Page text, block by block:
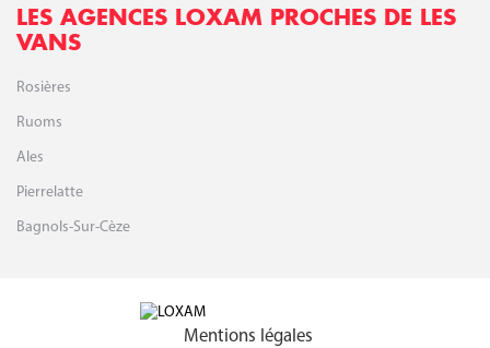
LES AGENCES LOXAM PROCHES DE LES
VANS
Rosières
Ruoms
Ales
Pierrelatte
Bagnols-Sur-Cèze
Mentions légales